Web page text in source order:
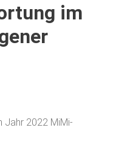
im
Jahr 2022 MiMi-